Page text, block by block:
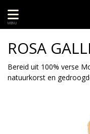
MENU
ROSA
Bereid uit 100% verse
natuurkorst en